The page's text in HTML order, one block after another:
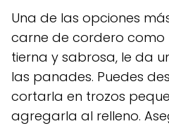
Una de las opciones
carne de cordero como
tierna y sabrosa, le da
las panades. Puedes
cortarla en trozos
agregarla al relleno.